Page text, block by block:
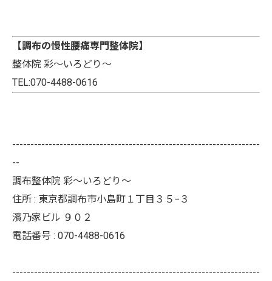
【調布の慢性腰痛専門整体院】
整体院 彩～いろどり～
TEL:070-4488-0616
--------------------------------------------------------------------
--
調布整体院 彩～いろどり～
住所 : 東京都調布市小島町１丁目３５−３
濱乃家ビル ９０２
電話番号 : 070-4488-0616
--------------------------------------------------------------------
お問い合わせはこちら